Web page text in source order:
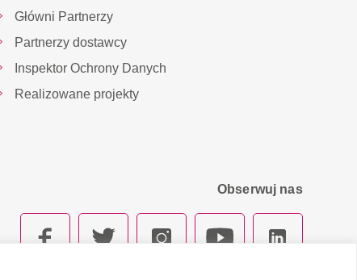
Główni Partnerzy
Partnerzy dostawcy
Inspektor Ochrony Danych
Realizowane projekty
Obserwuj nas